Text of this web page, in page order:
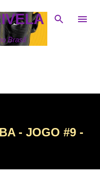
principal
Brasil
- JOGO #9 -